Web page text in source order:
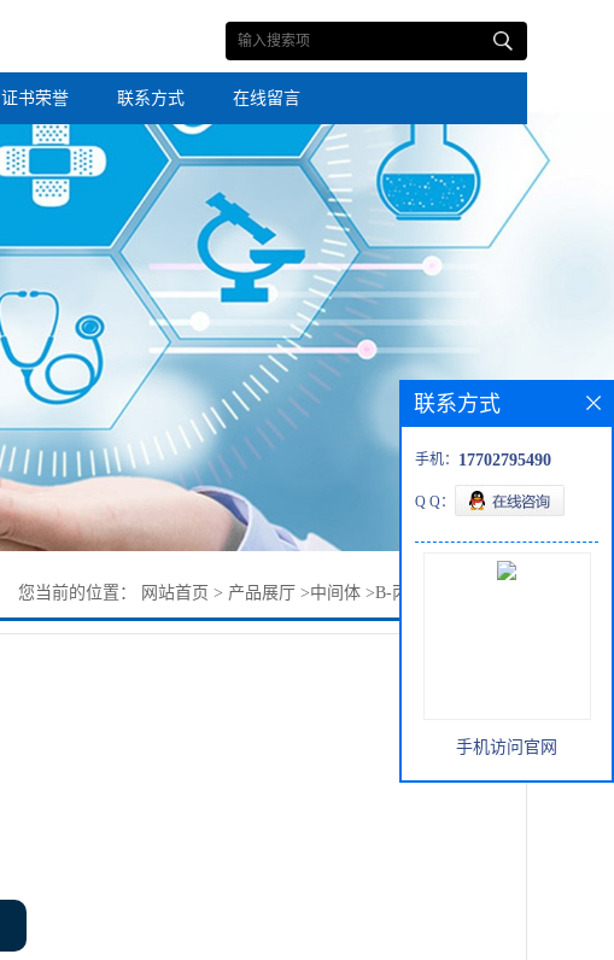
证书荣誉 联系方式 在线留言
您当前的位置： 网站首页 > 产品展厅 >中间体 >Β-丙氨酸甲酯盐酸盐
联系方式
手机： 17702795490
Q Q：
手机访问官网